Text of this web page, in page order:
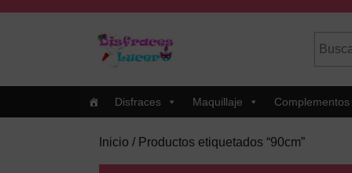
Disfraces Maquillaje Complementos
Inicio / Productos etiquetados “90cm”